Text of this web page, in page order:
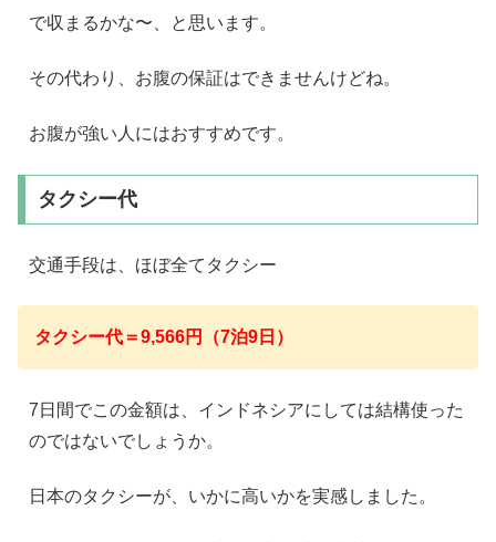
で収まるかな〜、と思います。
その代わり、お腹の保証はできませんけどね。
お腹が強い人にはおすすめです。
タクシー代
交通手段は、ほぼ全てタクシー
タクシー代＝9,566円（7泊9日）
7日間でこの金額は、インドネシアにしては結構使った
のではないでしょうか。
日本のタクシーが、いかに高いかを実感しました。